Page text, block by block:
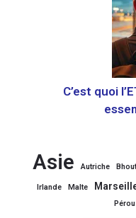
C’est quoi
Asie Autriche
Irlande Malte
Pérou